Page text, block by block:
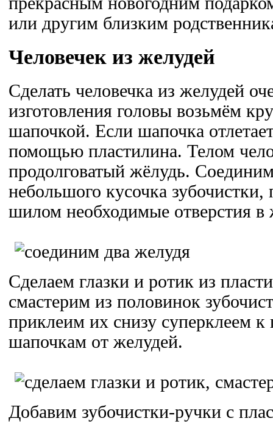
или другим близким
Человечек из желудей
Сделать человечка из желудей
изготовления головы возьмём
шапочкой. Если шапочка
помощью пластилина. Телом
продолговатый жёлудь.
небольшого кусочка зубочистки,
шилом необходимые отверстия в
Сделаем глазки и ротик из
смастерим из половинок
приклеим их снизу суперклеем к
шапочкам от желудей.
Добавим зубочистки-ручки с